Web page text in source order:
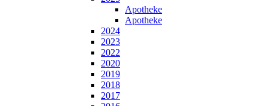
Apotheke
Apotheke
2024
2023
2022
2020
2019
2018
2017